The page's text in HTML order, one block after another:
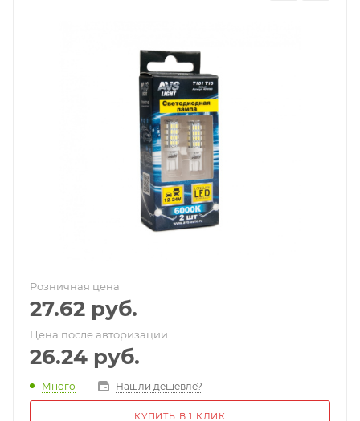
Розничная цена
27.62 руб.
Цена после авторизации
26.24 руб.
Много Нашли дешевле?
КУПИТЬ В 1 КЛИК